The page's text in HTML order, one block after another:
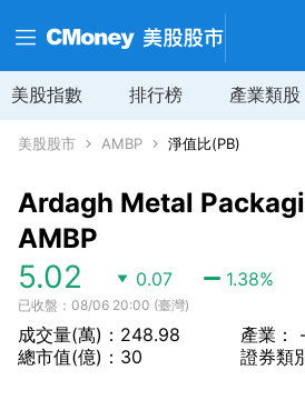
美股指數 排行榜 產業類股
美股股市 AMBP 淨值比(PB)
Ardagh Metal
AMBP
5.02 0.07 1.38%
已收盤：08/06 20:00 (臺灣)
成交量(萬)：248.98
總市值(億)：30
產業：
證券類